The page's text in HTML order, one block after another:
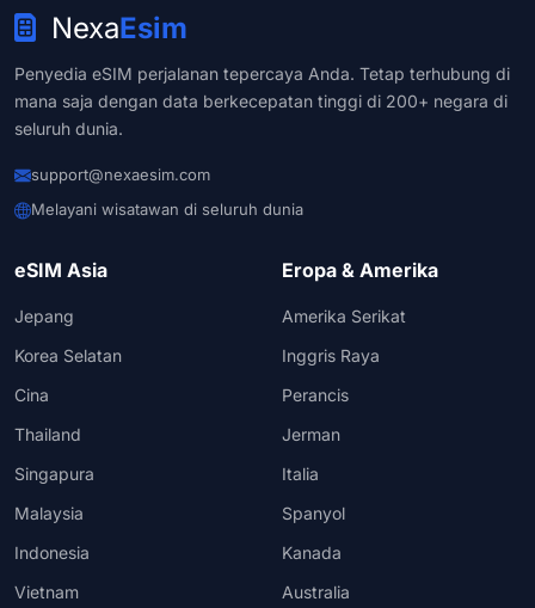
NexaEsim
Penyedia eSIM perjalanan tepercaya Anda. Tetap terhubung di
mana saja dengan data berkecepatan tinggi di 200+ negara di
seluruh dunia.
support@nexaesim.com
Melayani wisatawan di seluruh dunia
eSIM Asia
Jepang
Korea Selatan
Cina
Thailand
Singapura
Malaysia
Indonesia
Vietnam
Eropa & Amerika
Amerika Serikat
Inggris Raya
Perancis
Jerman
Italia
Spanyol
Kanada
Australia